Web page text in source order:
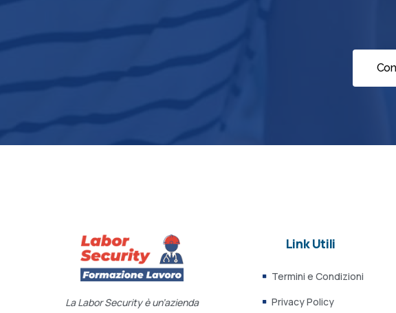
La Labor Security è un’azienda
Link Utili
Termini e Condizioni
Privacy Policy